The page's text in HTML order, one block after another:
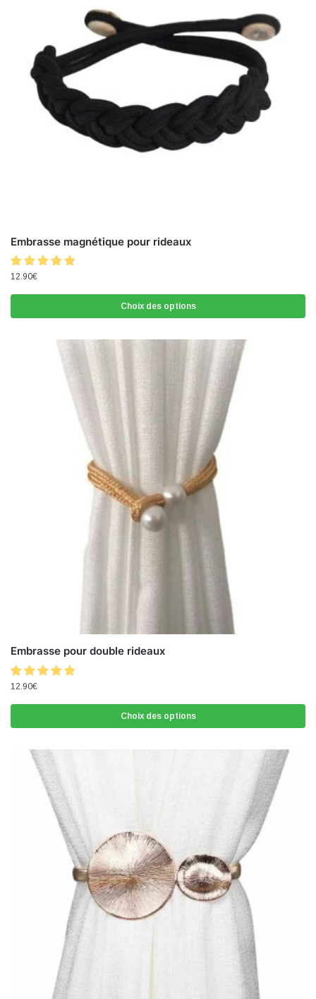
Embrasse magnétique pour rideaux
12.90€
Choix des options
Embrasse pour double rideaux
12.90€
Choix des options